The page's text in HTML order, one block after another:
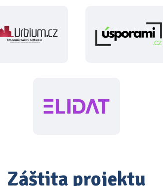
Záštita projektu